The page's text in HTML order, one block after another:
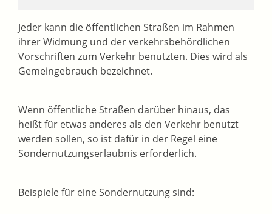
Jeder kann die öffentlichen Straßen im Rahmen
ihrer Widmung und der verkehrsbehördlichen
Vorschriften zum Verkehr benutzten. Dies wird als
Gemeingebrauch bezeichnet.
Wenn öffentliche Straßen darüber hinaus, das
heißt für etwas anderes als den Verkehr benutzt
werden sollen, so ist dafür in der Regel eine
Sondernutzungserlaubnis erforderlich.
Beispiele für eine Sondernutzung sind: